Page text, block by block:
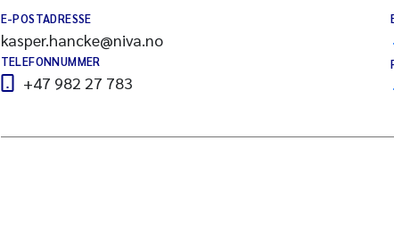
E-POSTADRESSE
kasper.hancke@niva.no
TELEFONNUMMER
+47 982 27 783